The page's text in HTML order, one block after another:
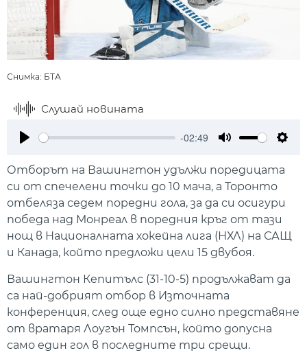
Снимка: БТА
Слушай новината
-02:49
Отборът на Вашингтон удължи поредицата
си от спечелени точки до 10 мача, а Торонто
отбеляза седем поредни гола, за да си осигури
победа над Монреал в поредния кръг от тази
нощ в Националната хокейна лига (НХЛ) на САЩ
и Канада, който предложи цели 15 двубоя.
Вашингтон Кепитълс (31-10-5) продължават да
са най-добрият отбор в Източната
конференция, след още едно силно представяне
от вратаря Лоугън Томпсън, който допусна
само един гол в последните три срещи.